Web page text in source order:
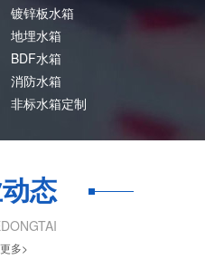
镀锌板水箱
地埋水箱
BDF水箱
消防水箱
非标水箱定制
态
多>